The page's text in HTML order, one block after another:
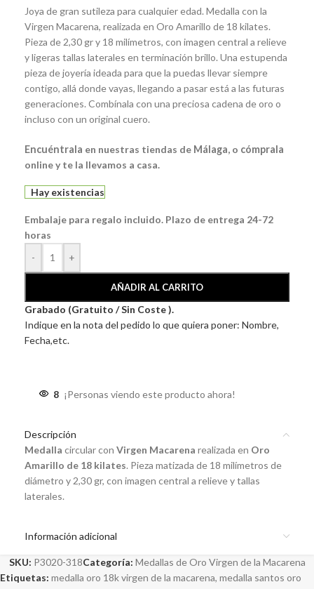
Joya de gran sutileza para cualquier edad. Medalla con la
Virgen Macarena, realizada en Oro Amarillo de 18 kilates.
Pieza de 2,30 gr y 18 milímetros, con imagen central a relieve
y ligeras tallas laterales en terminación brillo. Una estupenda
pieza de joyería ideada para que la puedas llevar siempre
contigo, allá donde vayas, llegando a pasar está a las futuras
generaciones. Combínala con una preciosa cadena de oro o
incluso con un original cuero.
Encuéntrala en nuestras tiendas de Málaga, o cómprala
online y te la llevamos a casa.
Hay existencias
Embalaje para regalo incluido. Plazo de entrega 24-72
horas
-
+
AÑADIR AL CARRITO
Grabado (Gratuito / Sin Coste ).
Indique en la nota del pedido lo que quiera poner: Nombre,
Fecha,etc.
8 ¡Personas viendo este producto ahora!
Descripción
Medalla circular con Virgen Macarena realizada en Oro
Amarillo de 18 kilates. Pieza matizada de 18 milímetros de
diámetro y 2,30 gr, con imagen central a relieve y tallas
laterales.
Información adicional
SKU: P3020-318Categoría: Medallas de Oro Virgen de la Macarena
Etiquetas: medalla oro 18k virgen de la macarena, medalla santos oro